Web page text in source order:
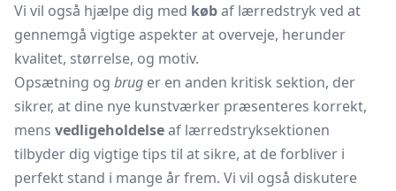
Vi vil også hjælpe dig med købaf lærredstryk ved at
gennemgå vigtige aspekter at overveje, herunder
kvalitet, størrelse, og motiv.
Opsætning og brug er en anden kritisk sektion, der
sikrer, at dine nye kunstværker præsenteres korrekt,
mens vedligeholdelseaf lærredstryksektionen
tilbyder dig vigtige tips til at sikre, at de forbliver i
perfekt stand i mange år frem. Vi vil også diskutere